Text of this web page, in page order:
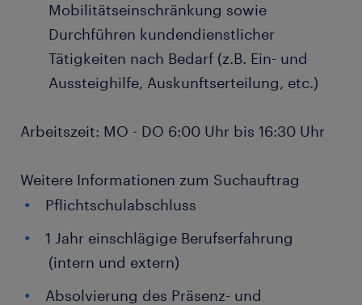
Mobilitätseinschränkung sowie
Durchführen kundendienstlicher
Tätigkeiten nach Bedarf (z.B. Ein- und
Aussteighilfe, Auskunftserteilung, etc.)
Arbeitszeit: MO - DO 6:00 Uhr bis 16:30 Uhr
Weitere Informationen zum Suchauftrag
Pflichtschulabschluss
1 Jahr einschlägige Berufserfahrung
(intern und extern)
Absolvierung des Präsenz- und